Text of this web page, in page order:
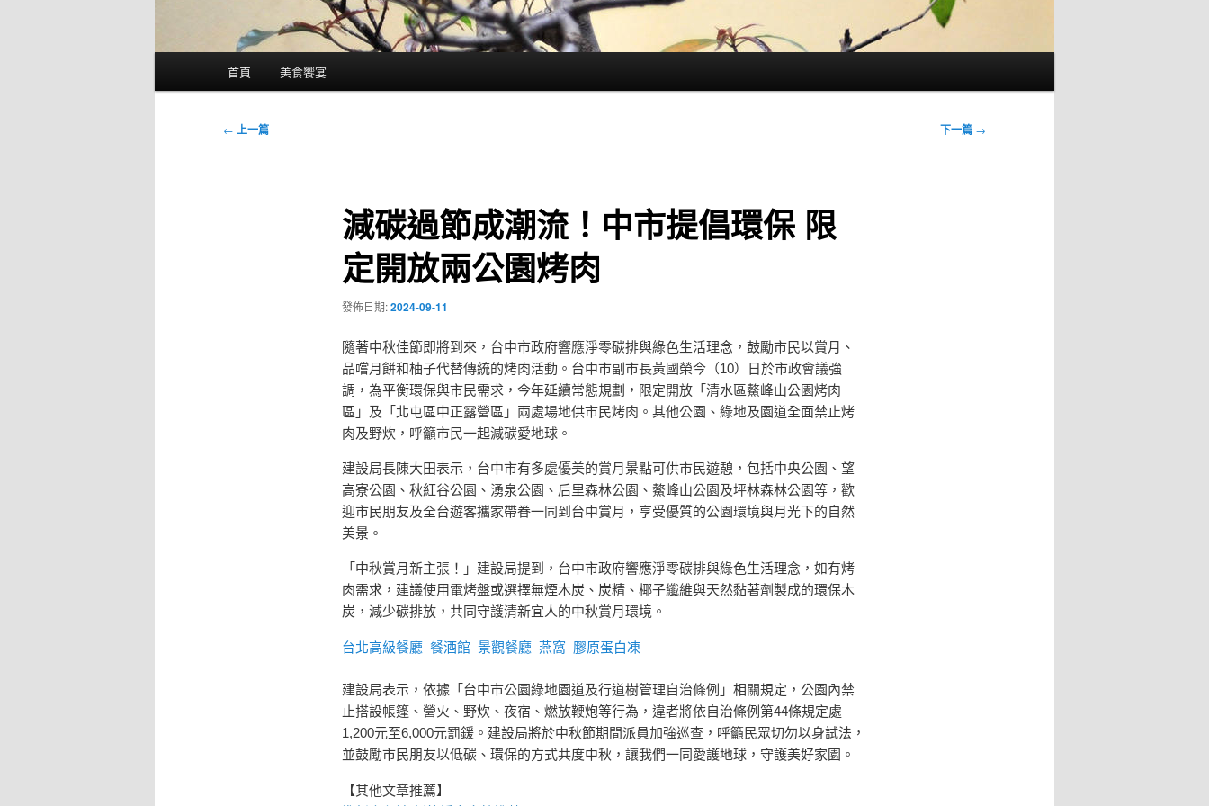
首頁 美食饗宴
文
← 上一篇 下一篇 →
減碳過節成潮流！中市提倡環保 限
定開放兩公園烤肉
發佈日期:2024-09-11
隨著中秋佳節即將到來，台中市政府響應淨零碳排與綠色生活理念，鼓勵市民以賞月、
品嚐月餅和柚子代替傳統的烤肉活動。台中市副市長黃國榮今（10）日於市政會議強
調，為平衡環保與市民需求，今年延續常態規劃，限定開放「清水區鰲峰山公園烤肉
區」及「北屯區中正露營區」兩處場地供市民烤肉。其他公園、綠地及園道全面禁止烤
肉及野炊，呼籲市民一起減碳愛地球。
建設局長陳大田表示，台中市有多處優美的賞月景點可供市民遊憩，包括中央公園、望
高寮公園、秋紅谷公園、湧泉公園、后里森林公園、鰲峰山公園及坪林森林公園等，歡
迎市民朋友及全台遊客攜家帶眷一同到台中賞月，享受優質的公園環境與月光下的自然
美景。
「中秋賞月新主張！」建設局提到，台中市政府響應淨零碳排與綠色生活理念，如有烤
肉需求，建議使用電烤盤或選擇無煙木炭、炭精、椰子纖維與天然黏著劑製成的環保木
炭，減少碳排放，共同守護清新宜人的中秋賞月環境。
台北高級餐廳 餐酒館 景觀餐廳 燕窩 膠原蛋白凍
建設局表示，依據「台中市公園綠地園道及行道樹管理自治條例」相關規定，公園內禁
止搭設帳篷、營火、野炊、夜宿、燃放鞭炮等行為，違者將依自治條例第44條規定處
1,200元至6,000元罰鍰。建設局將於中秋節期間派員加強巡查，呼籲民眾切勿以身試法，
並鼓勵市民朋友以低碳、環保的方式共度中秋，讓我們一同愛護地球，守護美好家園。
【其他文章推薦】